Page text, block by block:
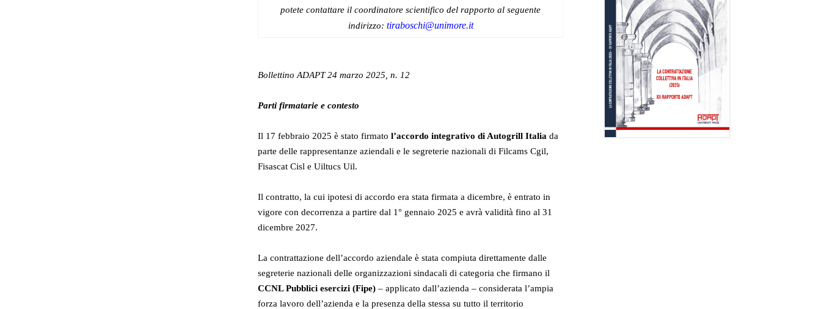
potete contattare il coordinatore scientifico del rapporto al seguente
indirizzo: tiraboschi@unimore.it
Bollettino ADAPT 24 marzo 2025, n. 12
Parti firmatarie e contesto
Il 17 febbraio 2025 è stato firmato l’accordo integrativo di Autogrill Italia da
parte delle rappresentanze aziendali e le segreterie nazionali di Filcams Cgil,
Fisascat Cisl e Uiltucs Uil.
Il contratto, la cui ipotesi di accordo era stata firmata a dicembre, è entrato in
vigore con decorrenza a partire dal 1° gennaio 2025 e avrà validità fino al 31
dicembre 2027.
La contrattazione dell’accordo aziendale è stata compiuta direttamente dalle
segreterie nazionali delle organizzazioni sindacali di categoria che firmano il
CCNL Pubblici esercizi (Fipe) – applicato dall’azienda – considerata l’ampia
forza lavoro dell’azienda e la presenza della stessa su tutto il territorio